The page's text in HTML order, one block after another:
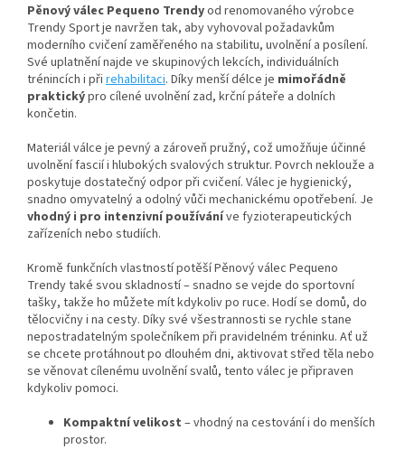
Pěnový válec Pequeno Trendyod renomovaného výrobce
Trendy Sport je navržen tak, aby vyhovoval požadavkům
moderního cvičení zaměřeného na stabilitu, uvolnění a posílení.
Své uplatnění najde ve skupinových lekcích, individuálních
trénincích i při rehabilitaci. Díky menší délce je mimořádně
praktickýpro cílené uvolnění zad, krční páteře a dolních
končetin.
Materiál válce je pevný a zároveň pružný, což umožňuje účinné
uvolnění fascií i hlubokých svalových struktur. Povrch neklouže a
poskytuje dostatečný odpor při cvičení. Válec je hygienický,
snadno omyvatelný a odolný vůči mechanickému opotřebení. Je
vhodný i pro intenzivní používáníve fyzioterapeutických
zařízeních nebo studiích.
Kromě funkčních vlastností potěší Pěnový válec Pequeno
Trendy také svou skladností – snadno se vejde do sportovní
tašky, takže ho můžete mít kdykoliv po ruce. Hodí se domů, do
tělocvičny i na cesty. Díky své všestrannosti se rychle stane
nepostradatelným společníkem při pravidelném tréninku. Ať už
se chcete protáhnout po dlouhém dni, aktivovat střed těla nebo
se věnovat cílenému uvolnění svalů, tento válec je připraven
kdykoliv pomoci.
Kompaktní velikost – vhodný na cestování i do menších
prostor.